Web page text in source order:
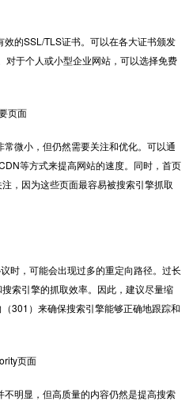
的SSL/TLS证书。可以在各大证书颁发
对于个人或小型企业网站，可以选择免费
页面
微小，但仍然需要关注和优化。可以通
等方式来提高网站的速度。同时，首页
，因为这些页面最容易被搜索引擎抓取
时，可能会出现过多的重定向路径。过长
索引擎的抓取效率。因此，建议尽量缩
301）来确保搜索引擎能够正确地跟踪和
页面
明显，但高质量的内容仍然是提高搜索